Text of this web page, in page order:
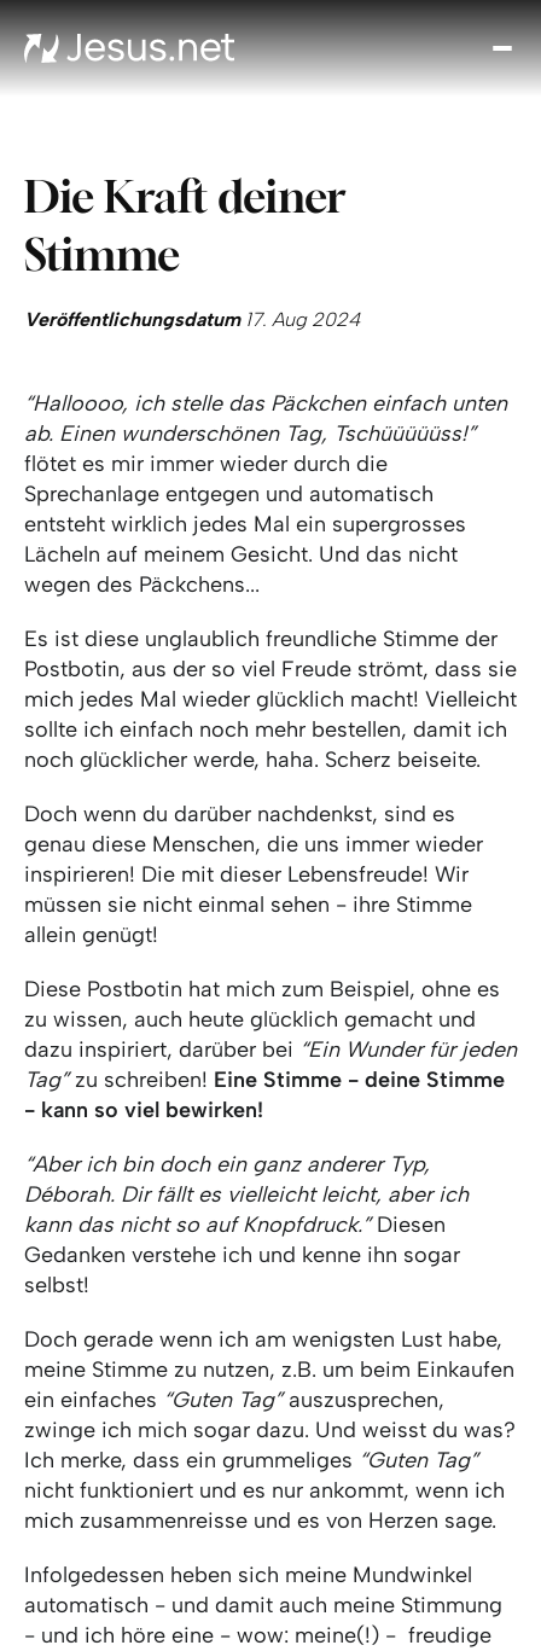
Die Kraft deiner
Stimme
Veröffentlichungsdatum17. Aug 2024
“Halloooo, ich stelle das Päckchen einfach unten
ab. Einen wunderschönen Tag, Tschüüüüüss!”
flötet es mir immer wieder durch die
Sprechanlage entgegen und automatisch
entsteht wirklich jedes Mal ein supergrosses
Lächeln auf meinem Gesicht. Und das nicht
wegen des Päckchens...
Es ist diese unglaublich freundliche Stimme der
Postbotin, aus der so viel Freude strömt, dass sie
mich jedes Mal wieder glücklich macht! Vielleicht
sollte ich einfach noch mehr bestellen, damit ich
noch glücklicher werde, haha. Scherz beiseite.
Doch wenn du darüber nachdenkst, sind es
genau diese Menschen, die uns immer wieder
inspirieren! Die mit dieser Lebensfreude! Wir
müssen sie nicht einmal sehen - ihre Stimme
allein genügt!
Diese Postbotin hat mich zum Beispiel, ohne es
zu wissen, auch heute glücklich gemacht und
dazu inspiriert, darüber bei “Ein Wunder für jeden
Tag”zu schreiben! Eine Stimme - deine Stimme
- kann so viel bewirken!
“Aber ich bin doch ein ganz anderer Typ,
Déborah. Dir fällt es vielleicht leicht, aber ich
kann das nicht so auf Knopfdruck.”Diesen
Gedanken verstehe ich und kenne ihn sogar
selbst!
Doch gerade wenn ich am wenigsten Lust habe,
meine Stimme zu nutzen, z.B. um beim Einkaufen
ein einfaches “Guten Tag”auszusprechen,
zwinge ich mich sogar dazu. Und weisst du was?
Ich merke, dass ein grummeliges “Guten Tag”
nicht funktioniert und es nur ankommt, wenn ich
mich zusammenreisse und es von Herzen sage.
Infolgedessen heben sich meine Mundwinkel
automatisch - und damit auch meine Stimmung
- und ich höre eine - wow: meine(!) - freudige